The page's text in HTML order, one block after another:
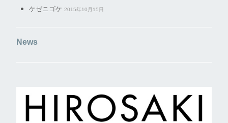
ケゼニゴケ 2015年10月15日
News